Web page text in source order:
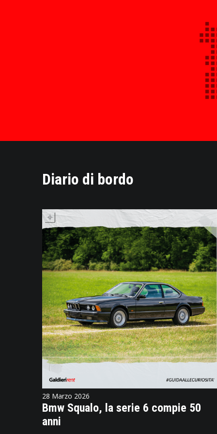
Diario di bordo
28 Marzo 2026
Bmw Squalo, la serie 6 compie 50
anni